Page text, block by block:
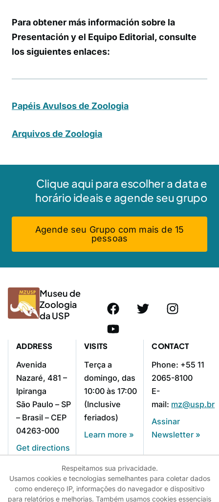
Para obtener más información sobre la
Presentación y el Equipo Editorial, consulte
los siguientes enlaces:
Papéis Avulsos de Zoologia
Arquivos de Zoologia
Clique aqui para escolher a data e
horário ideais e agende seu grupo
Agende seu Grupo com mais de 15
pessoas
Museu de
Zoologia
da USP
ADDRESS
Avenida
Nazaré, 481 –
Ipiranga
São Paulo – SP
– Brasil – CEP
04263-000
Get directions
VISITS
Terça a
domingo, das
10:00 às 17:00
(Inclusive
feriados)
Learn more »
CONTACT
Phone: +55 11
2065-8100
E-
mail: mz@usp.br
Assinar
Newsletter »
© 2025 - USP - Universidade de São Paulo
Respeitamos sua privacidade.
Usamos cookies e tecnologias semelhantes para coletar dados
como endereço IP, informações do navegador e dispositivo
para relatórios e melhorias. Também usamos cookies essenciais